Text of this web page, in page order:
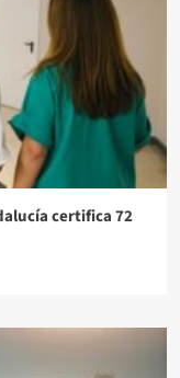
certifica 72